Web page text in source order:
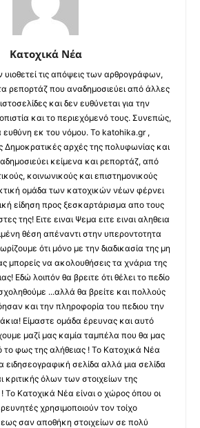
Κατοχικά Νέα
τις απόψεις των αρθρογράφων,
ρεπορτάζ που αναδημοσιεύει από άλλες
και δεν ευθύνεται για την
και το περιεχόμενό τους. Συνεπώς,
ευθύνη εκ του νόμου. Το katohika.gr ,
Δημοκρατικές αρχές της πολυφωνίας και
κείμενα και ρεπορτάζ, από
κοινωνικούς και επιστημονικούς
ομάδα των κατοχικών νέων φέρνει
είδηση προς ξεσκαρτάρισμα απο τους
της! Ειτε ειναι Ψεμα ειτε ειναι αληθεια
θέση απέναντι στην υπεροντοτητα
ότι μόνο με την διαδικασία της μη
μπορείς να ακολουθήσεις τα χνάρια της
Εδώ λοιπόν θα βρειτε ότι θέλει το πεδίο
...αλλά θα βρείτε και πολλούς
και την πληροφορία του πεδιου την
Είμαστε ομάδα έρευνας και αυτό
μαζί μας καμία ταμπέλα που θα μας
φως της αλήθειας ! Το Κατοχικά Νέα
ειδησεογραφική σελίδα αλλά μια σελίδα
κριτικής όλων των στοιχείων της
Το Κατοχικά Νέα είναι ο χώρος όπου οι
χρησιμοποιούν τον τοίχο
σαν αποθήκη στοιχείων σε πολύ